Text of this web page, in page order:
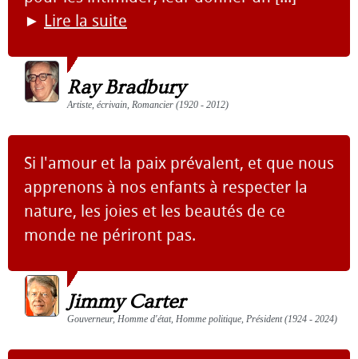
► Lire la suite
Ray Bradbury
Artiste, écrivain, Romancier (1920 - 2012)
Si l'amour et la paix prévalent, et que nous
apprenons à nos enfants à respecter la
nature, les joies et les beautés de ce
monde ne périront pas.
Jimmy Carter
Gouverneur, Homme d'état, Homme politique, Président (1924 - 2024)